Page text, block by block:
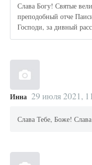
Слава Богу! Святые
преподобный отче
Господи, за дивный
Инна 29 июля 2021,
Слава Тебе, Боже!